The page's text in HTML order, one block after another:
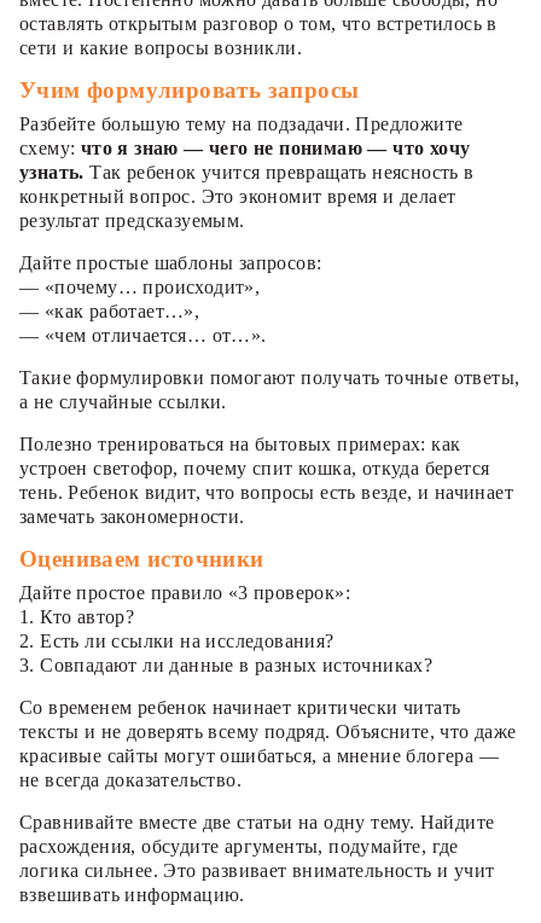
оставлять открытым разговор о том, что встретилось в
сети и какие вопросы возникли.
Учим формулировать запросы
Разбейте большую тему на подзадачи. Предложите
схему: что я знаю — чего не понимаю — что хочу
узнать. Так ребенок учится превращать неясность в
конкретный вопрос. Это экономит время и делает
результат предсказуемым.
Дайте простые шаблоны запросов:
— «почему… происходит»,
— «как работает…»,
— «чем отличается… от…».
Такие формулировки помогают получать точные ответы,
а не случайные ссылки.
Полезно тренироваться на бытовых примерах: как
устроен светофор, почему спит кошка, откуда берется
тень. Ребенок видит, что вопросы есть везде, и начинает
замечать закономерности.
Оцениваем источники
Дайте простое правило «3 проверок»:
1. Кто автор?
2. Есть ли ссылки на исследования?
3. Совпадают ли данные в разных источниках?
Со временем ребенок начинает критически читать
тексты и не доверять всему подряд. Объясните, что даже
красивые сайты могут ошибаться, а мнение блогера —
не всегда доказательство.
Сравнивайте вместе две статьи на одну тему. Найдите
расхождения, обсудите аргументы, подумайте, где
логика сильнее. Это развивает внимательность и учит
взвешивать информацию.